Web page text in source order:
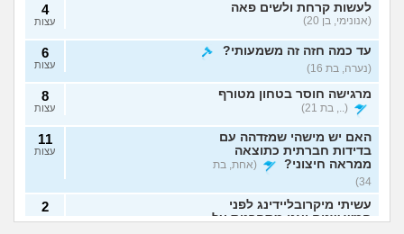
לעשות קרחת ולשים פאה
(אנונימי, בן 20)
4
עצות
עד כמה חזה זה משמעותי?
(נערה, בת 16)
6
עצות
מרגישה חוסר בטחון מטורף
(.., בת 21)
8
עצות
האם יש מישהי שמזדהה עם
בדידות חברתית כתוצאה
ממראה חיצוני?
(אחת, בת
34)
11
עצות
עשיתי מיקרובליידינג לפני
חמש שנים ואני מתחרטת על
2
יש לי כינים וזה לא
השמנתי 30 קילו, איך